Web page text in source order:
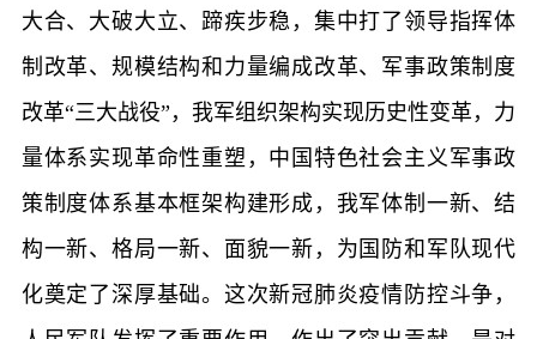
大合、大破大立、蹄疾步稳，集中打了领导指挥体
制改革、规模结构和力量编成改革、军事政策制度
改革“三大战役”，我军组织架构实现历史性变革，力
量体系实现革命性重塑，中国特色社会主义军事政
策制度体系基本框架构建形成，我军体制一新、结
构一新、格局一新、面貌一新，为国防和军队现代
化奠定了深厚基础。这次新冠肺炎疫情防控斗争，